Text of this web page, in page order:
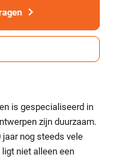
is gespecialiseerd in
zijn duurzaam.
jaar nog steeds vele
niet alleen een